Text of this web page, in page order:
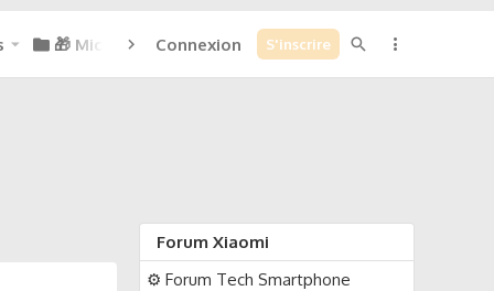
🎁 Micoins : 0Connexion S'inscrire
Forum Xiaomi
⚙️ Forum Tech Smartphone